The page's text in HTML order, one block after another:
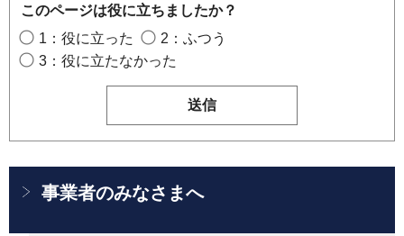
このページは役に立ちましたか？
1：役に立った
2：ふつう
3：役に立たなかった
事業者のみなさまへ